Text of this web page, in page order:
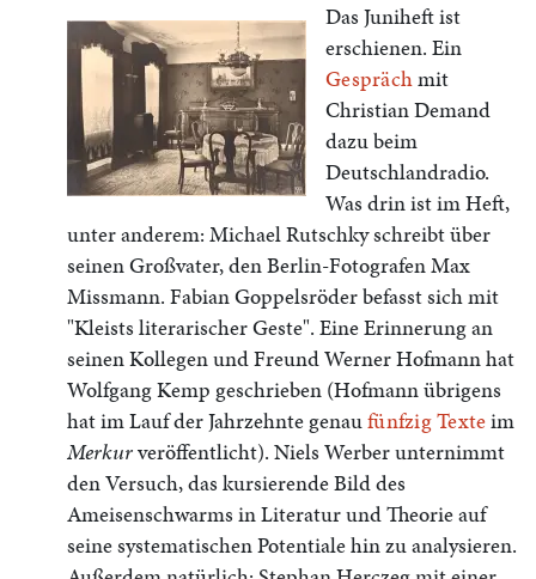
Das Juniheft ist
erschienen. Ein
Gesprächmit
Christian Demand
dazu beim
Deutschlandradio.
Was drin ist im Heft,
unter anderem: Michael Rutschky schreibt über
seinen Großvater, den Berlin-Fotografen Max
Missmann. Fabian Goppelsröder befasst sich mit
"Kleists literarischer Geste". Eine Erinnerung an
seinen Kollegen und Freund Werner Hofmann hat
Wolfgang Kemp geschrieben (Hofmann übrigens
hat im Lauf der Jahrzehnte genaufünfzig Texteim
Merkurveröffentlicht). Niels Werber unternimmt
den Versuch, das kursierende Bild des
Ameisenschwarms in Literatur und Theorie auf
seine systematischen Potentiale hin zu analysieren.